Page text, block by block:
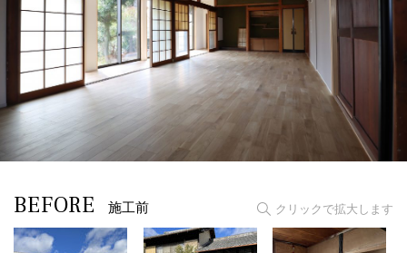
BEFORE 施工前 クリックで拡大します